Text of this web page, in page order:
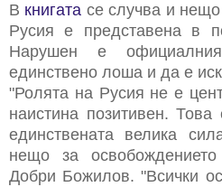
В книгата се случва и
Русия е представена в
Нарушен е
единствено лоша и да е
"Ролята на Русия не е
наистина позитивен.
единствената велика
нещо за
Добри Божилов. "Всички